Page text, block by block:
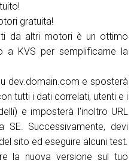
gratuita!
da altri motori è un ottimo
KVS per semplificarne la
dev.domain.com e sposterà
tutti i dati correlati, utenti e i
e imposterà l'inoltro URL
SE. Successivamente, devi
sito ed eseguire alcuni test.
la nuova versione sul tuo